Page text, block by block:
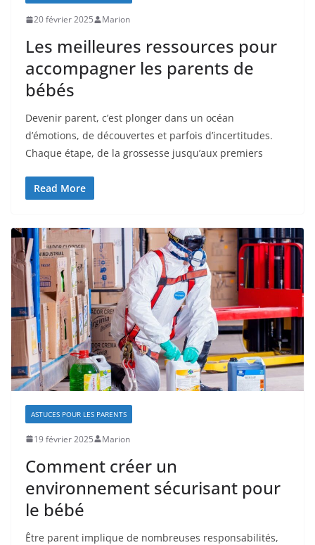
20 février 2025 Marion
Les meilleures ressources pour
accompagner les parents de
bébés
Devenir parent, c’est plonger dans un océan
d’émotions, de découvertes et parfois d’incertitudes.
Chaque étape, de la grossesse jusqu’aux premiers
Read More
ASTUCES POUR LES PARENTS
19 février 2025 Marion
Comment créer un
environnement sécurisant pour
le bébé
Être parent implique de nombreuses responsabilités,